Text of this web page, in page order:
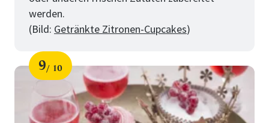
werden.
(Bild: Getränkte Zitronen-Cupcakes)
Schritt
9
von
10
für
10
Tipps